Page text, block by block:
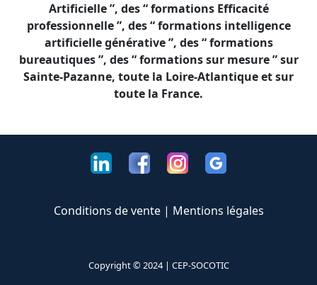
Artificielle ”, des “ formations Efficacité
professionnelle ”, des “ formations intelligence
artificielle générative ”, des “ formations
bureautiques ”, des “ formations sur mesure ” sur
Sainte-Pazanne, toute la Loire-Atlantique et sur
toute la France.
Conditions de vente| Mentions légales
Copyright © 2024 | CEP-SOCOTIC